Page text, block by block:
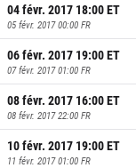
04 févr. 2017 18:00ET
05 févr. 2017 00:00 FR
06 févr. 2017 19:00ET
07 févr. 2017 01:00 FR
08 févr. 2017 16:00ET
08 févr. 2017 22:00 FR
10 févr. 2017 19:00ET
11 févr. 2017 01:00 FR